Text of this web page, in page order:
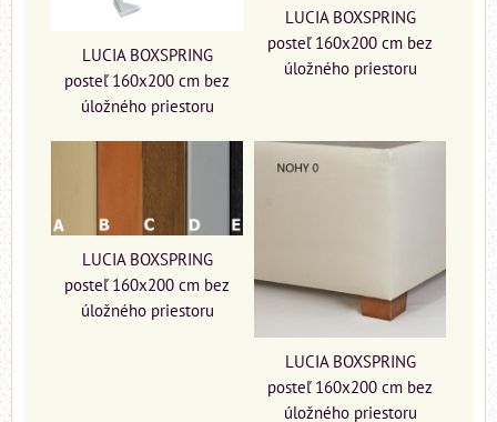
LUCIA BOXSPRING
posteľ 160x200 cm bez
úložného priestoru
LUCIA BOXSPRING
posteľ 160x200 cm bez
úložného priestoru
LUCIA BOXSPRING
posteľ 160x200 cm bez
úložného priestoru
LUCIA BOXSPRING
posteľ 160x200 cm bez
úložného priestoru